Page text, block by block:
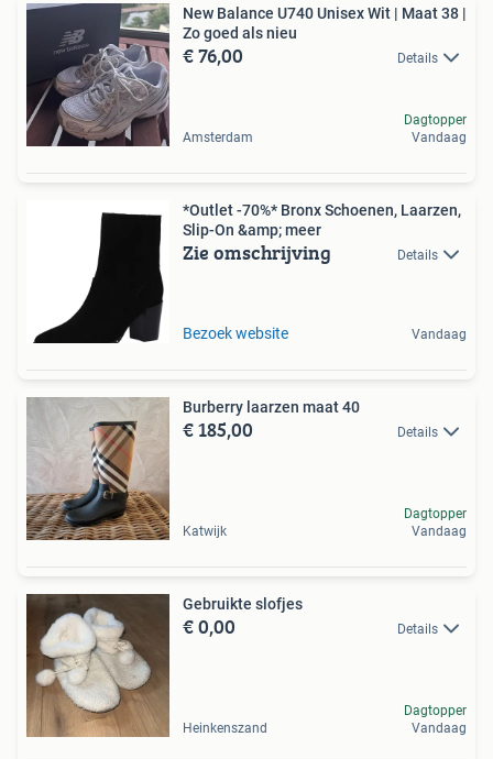
New Balance U740 Unisex Wit | Maat 38 |
Zo goed als nieu
€ 76,00 Details
Amsterdam
Dagtopper
Vandaag
*Outlet -70%* Bronx Schoenen, Laarzen,
Slip-On &amp; meer
Zie omschrijving Details
Bezoek website Vandaag
Burberry laarzen maat 40
€ 185,00 Details
Katwijk
Dagtopper
Vandaag
Gebruikte slofjes
€ 0,00 Details
Heinkenszand
Dagtopper
Vandaag